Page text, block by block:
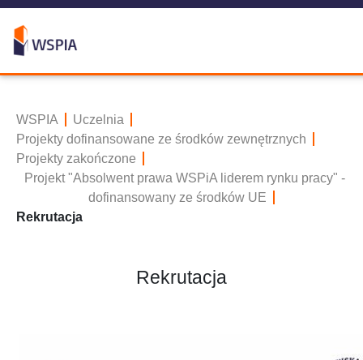
WSPIA
Uczelnia
Projekty dofinansowane ze środków zewnętrznych
Projekty zakończone
Projekt "Absolwent prawa WSPiA liderem rynku pracy" -
dofinansowany ze środków UE
Rekrutacja
Rekrutacja